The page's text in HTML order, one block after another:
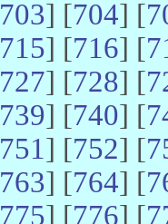
703] [704] [
715] [716] [
727] [728] [
739] [740] [
751] [752] [
763] [764] [
775] [776] [